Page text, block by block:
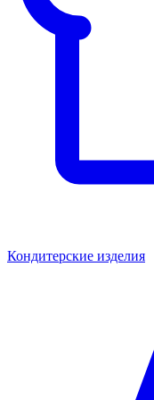
Кондитерские изделия